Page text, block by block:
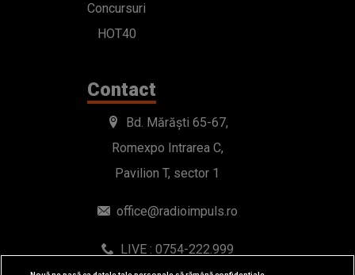
Concursuri
HOT40
Contact
Bd. Mărăști 65-67,
Romexpo Intrarea C,
Pavilion T, sector 1
office@radioimpuls.ro
LIVE : 0754-222.999